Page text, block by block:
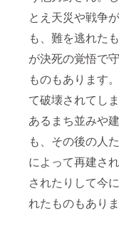
とえ天災や戦争
も、難を逃れた
が決死の覚悟で
ものもあります
て破壊されてし
あるまち並みや
も、その後の人
によって再建さ
されたりして今
れたものもありま